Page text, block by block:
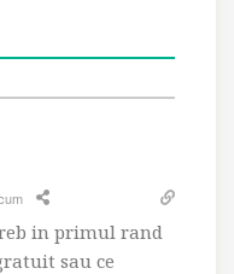
in primul rand
sau ce